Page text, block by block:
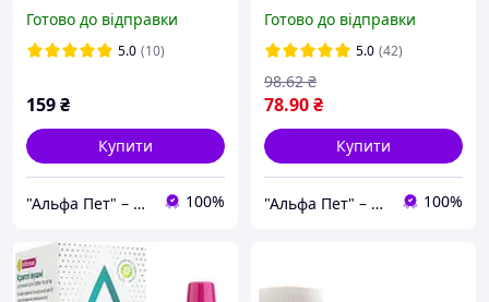
таблетка)
Готово до відправки
5.0 (10)
159₴
Купити
"Альфа Пет" – здоров’я та щастя тварин щодня 100%
Готово до відправки
5.0 (42)
78.90₴
98.62 ₴
Купити
"Альфа Пет" – здоров’я та щастя тварин щодня 100%